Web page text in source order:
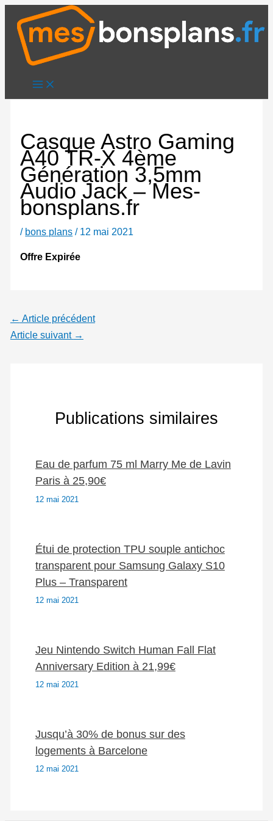
contenu
Casque Astro Gaming
A40 TR-X 4ème
Génération 3,5mm
Audio Jack – Mes-
bonsplans.fr
/ bons plans / 12 mai 2021
Offre Expirée
← Article précédent
Article suivant →
Publications similaires
Eau de parfum 75 ml Marry Me de Lavin
Paris à 25,90€
12 mai 2021
Étui de protection TPU souple antichoc
transparent pour Samsung Galaxy S10
Plus – Transparent
12 mai 2021
Jeu Nintendo Switch Human Fall Flat
Anniversary Edition à 21,99€
12 mai 2021
Jusqu’à 30% de bonus sur des
logements à Barcelone
12 mai 2021